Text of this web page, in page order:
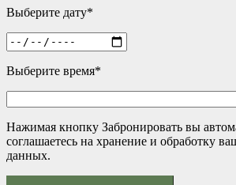
Выберите дату*
Выберите время*
Нажимая кнопку Забронировать вы
соглашаетесь на хранение и обработку
данных.